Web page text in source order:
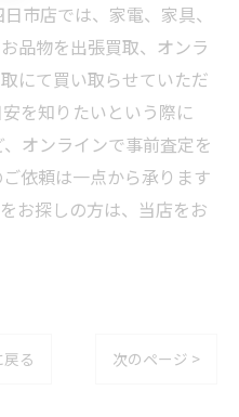
市店では、家電、家具、
品物を出張買取、オンラ
にて買い取らせていただ
を知りたいという際に
オンラインで事前査定を
依頼は一点から承ります
お探しの方は、当店をお
る 次のページ >